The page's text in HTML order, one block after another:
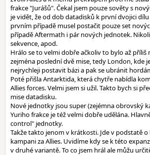
frakce "Jurášů". Čekal jsem pouze sověty s
je vidět, že od dob datadisků k první dvojici
prvním případě musel postačit pouze set
případě Aftermath i pár nových jednotek.
sekvence, apod.
Hrálo se to velmi dobře ačkoliv to bylo až příliš
zejména poslední dvě mise, tedy London, kde
nejrychleji postavit bázi a pak se ubránit
Poté přišla Antarktida, která chytře nabídla
Allies forces. Velmi jsem si užil. Takto bych si
mise datadisku.
Nové jednotky jsou super (zejémna obrovský
Yuriho frakce je též velmi dobře udělána.
control" jednotky.
Takže takto jenom v krátkosti. Jde v podstatě
kampani za Allies. Uvidíme kdy se k této
v druhé variantě. To co jsem hrál ale můžu